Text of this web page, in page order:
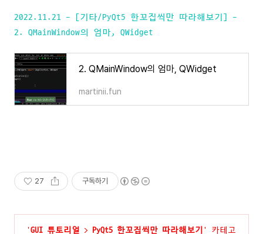
2022.11.21 - [기타/PyQt5 한꼬집씩만 따라해보기] -
2. QMainWindow의 엄마, QWidget
2. QMainWindow의 엄마, QWidget
martinii.fun
27 구독하기
'GUI 튜토리얼 > PyQt5 한꼬집씩만 따라해보기 ' 카테고